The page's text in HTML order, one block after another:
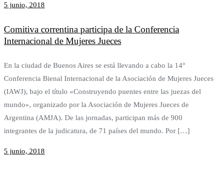
5 junio, 2018
Comitiva correntina participa de la Conferencia
Internacional de Mujeres Jueces
En la ciudad de Buenos Aires se está llevando a cabo la 14°
Conferencia Bienal Internacional de la Asociación de Mujeres Jueces
(IAWJ), bajo el título «Construyendo puentes entre las juezas del
mundo», organizado por la Asociación de Mujeres Jueces de
Argentina (AMJA). De las jornadas, participan más de 900
integrantes de la judicatura, de 71 países del mundo. Por […]
5 junio, 2018